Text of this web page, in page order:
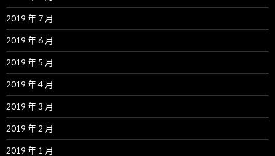
2019 年 7 月
2019 年 6 月
2019 年 5 月
2019 年 4 月
2019 年 3 月
2019 年 2 月
2019 年 1 月